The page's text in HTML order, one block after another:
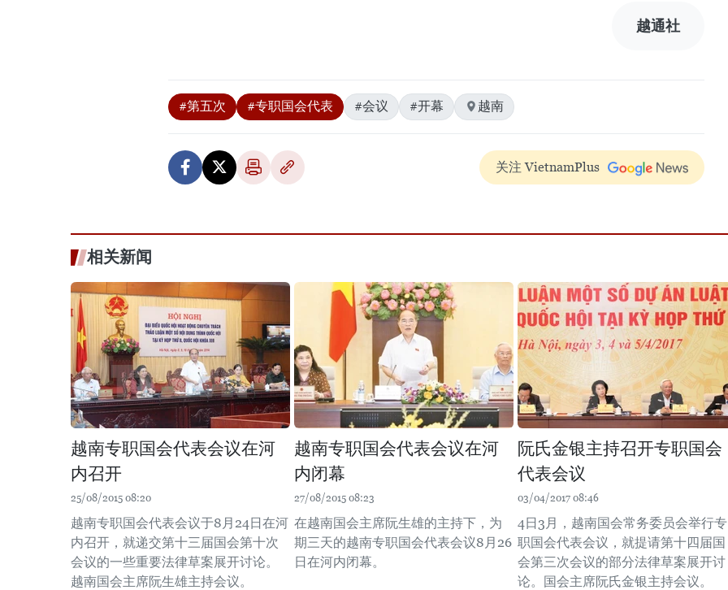
越通社
#第五次 #专职国会代表 #会议 #开幕 越南
关注 VietnamPlus
相关新闻
越南专职国会代表会议在河
内召开
25/08/2015 08:20
越南专职国会代表会议于8月24日在河
内召开，就递交第十三届国会第十次
会议的一些重要法律草案展开讨论。
越南国会主席阮生雄主持会议。
越南专职国会代表会议在河
内闭幕
27/08/2015 08:23
在越南国会主席阮生雄的主持下，为
期三天的越南专职国会代表会议8月26
日在河内闭幕。
阮氏金银主持召开专职国会
代表会议
03/04/2017 08:46
4日3月，越南国会常务委员会举行专
职国会代表会议，就提请第十四届国
会第三次会议的部分法律草案展开讨
论。国会主席阮氏金银主持会议。